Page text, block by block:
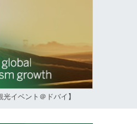
光イベント＠ドバイ】